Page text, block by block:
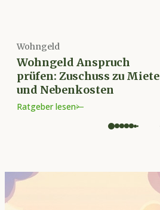
Wohngeld
Wohngeld Anspruch
prüfen: Zuschuss zu Miete
und Nebenkosten
Ratgeber lesen